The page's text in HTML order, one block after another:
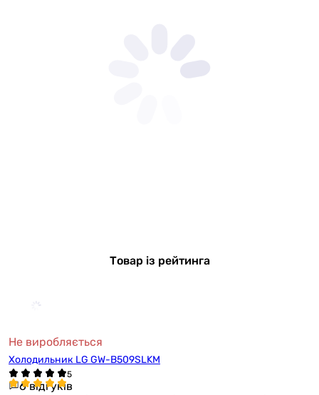
Товар із рейтинга
Не виробляється
Холодильник LG GW-B509SLKM
6 відгуків